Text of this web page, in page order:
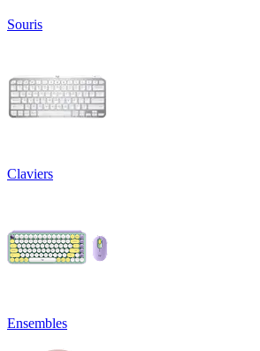
Souris
Claviers
Ensembles